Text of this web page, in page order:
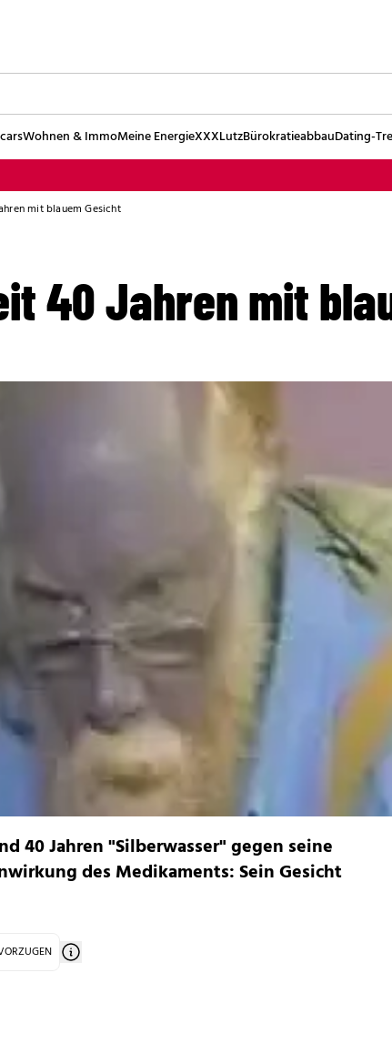
Wohnen & ImmoMeine EnergieXXXLutzBürokratieabbauDating-
mit blauem Gesicht
40 Jahren mit
40 Jahren "Silberwasser" gegen seine
des Medikaments: Sein Gesicht